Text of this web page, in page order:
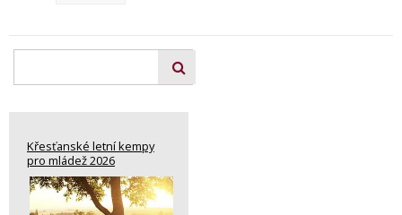
Křesťanské letní kempy
pro mládež 2026